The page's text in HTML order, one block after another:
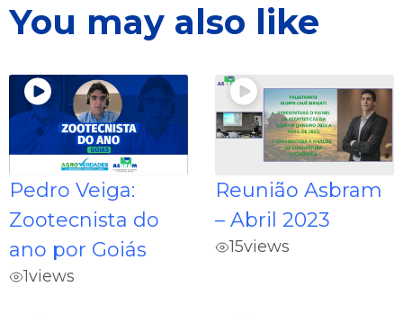
You may also like
Pedro Veiga:
Zootecnista do
ano por Goiás
1views
Reunião Asbram
– Abril 2023
15views